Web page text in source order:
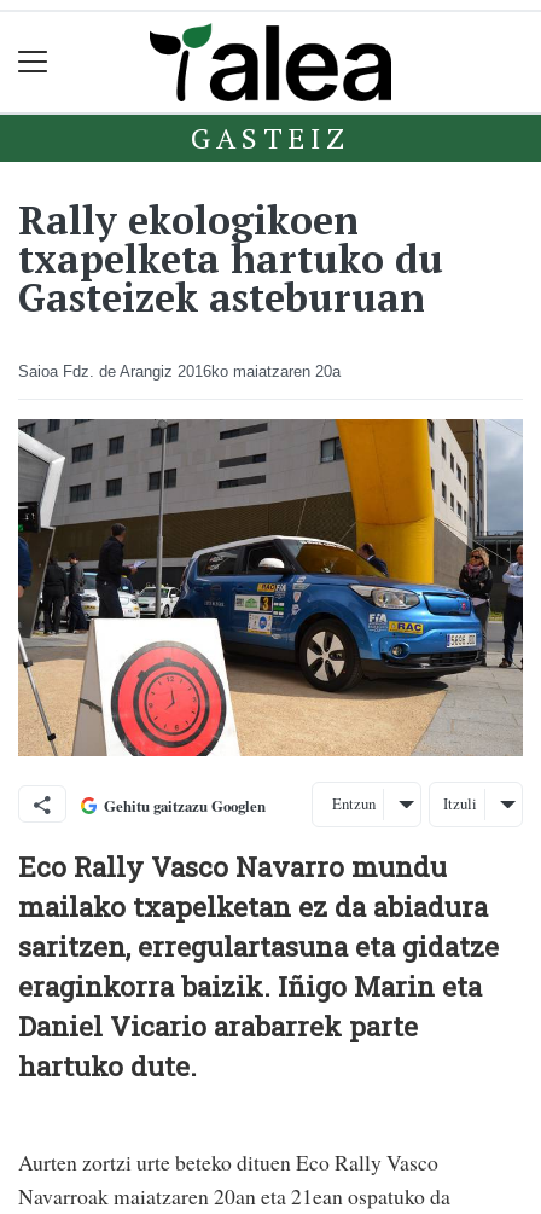
GASTEIZ
Rally ekologikoen
txapelketa hartuko du
Gasteizek asteburuan
Saioa Fdz. de Arangiz 2016ko maiatzaren 20a
Gehitu gaitzazu Googlen Entzun Itzuli
Eco Rally Vasco Navarro mundu
mailako txapelketan ez da abiadura
saritzen, erregulartasuna eta gidatze
eraginkorra baizik. Iñigo Marin eta
Daniel Vicario arabarrek parte
hartuko dute.
Aurten zortzi urte beteko dituen Eco Rally Vasco
Navarroak maiatzaren 20an eta 21ean ospatuko da